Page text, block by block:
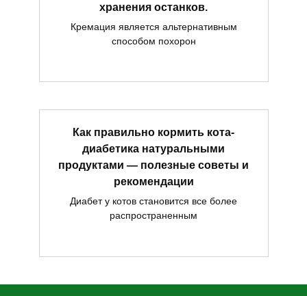
хранения останков.
Кремация является альтернативным
способом похорон
Как правильно кормить кота-
диабетика натуральными
продуктами — полезные советы и
рекомендации
Диабет у котов становится все более
распространенным